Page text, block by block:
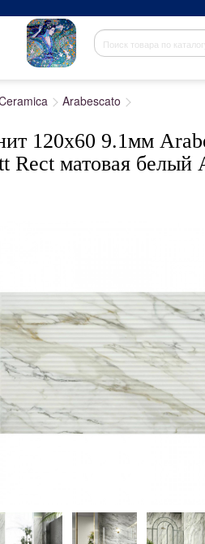
Arabescato
120x60 9.1мм
Rect матовая белый